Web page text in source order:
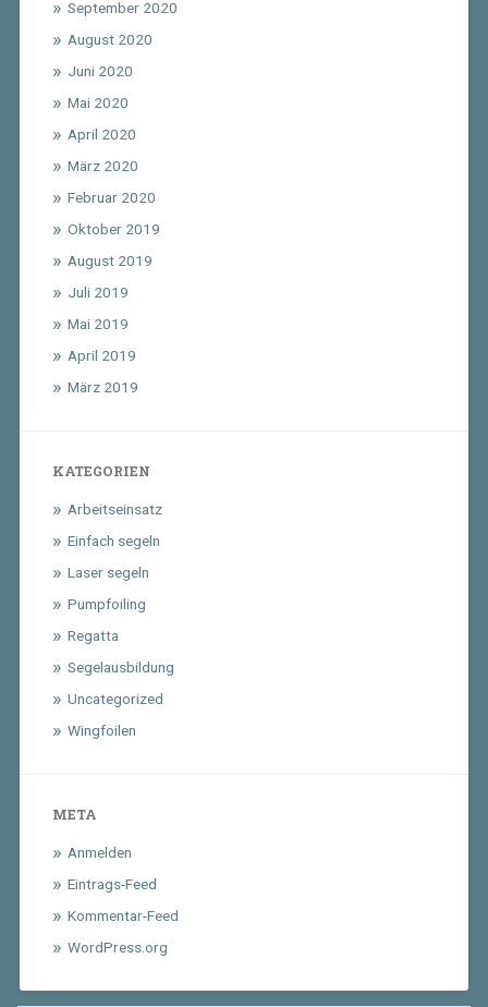
September 2020
August 2020
Juni 2020
Mai 2020
April 2020
März 2020
Februar 2020
Oktober 2019
August 2019
Juli 2019
Mai 2019
April 2019
März 2019
KATEGORIEN
Arbeitseinsatz
Einfach segeln
Laser segeln
Pumpfoiling
Regatta
Segelausbildung
Uncategorized
Wingfoilen
META
Anmelden
Eintrags-Feed
Kommentar-Feed
WordPress.org